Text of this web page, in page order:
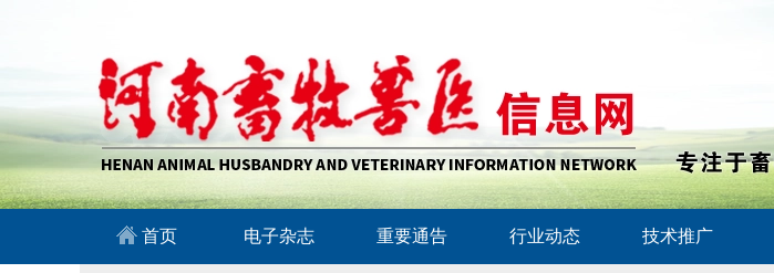
首页 电子杂志 重要通告 行业动态 技术推广